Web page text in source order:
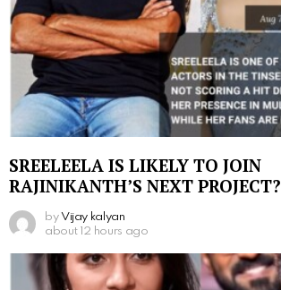
SREELEELA IS LIKELY TO JOIN
RAJINIKANTH’S NEXT PROJECT?
by Vijay kalyan
about 12 hours ago